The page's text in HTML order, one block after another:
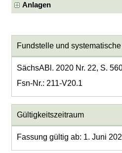
Anlagen
Fundstelle und
SächsABl. 2020 Nr. 22, S.
Fsn-Nr.: 211-V20.1
Gültigkeitszeitraum
Fassung gültig ab: 1. Juni